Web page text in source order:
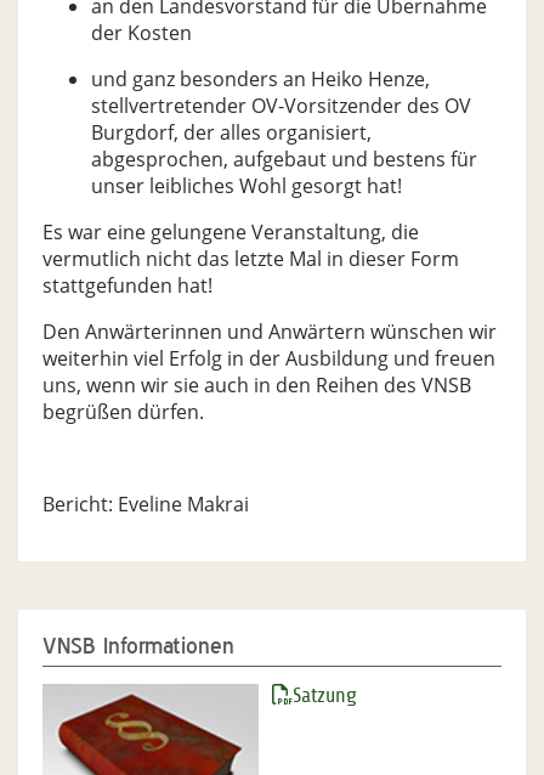
an den Landesvorstand für die Übernahme
der Kosten
und ganz besonders an Heiko Henze,
stellvertretender OV-Vorsitzender des OV
Burgdorf, der alles organisiert,
abgesprochen, aufgebaut und bestens für
unser leibliches Wohl gesorgt hat!
Es war eine gelungene Veranstaltung, die
vermutlich nicht das letzte Mal in dieser Form
stattgefunden hat!
Den Anwärterinnen und Anwärtern wünschen wir
weiterhin viel Erfolg in der Ausbildung und freuen
uns, wenn wir sie auch in den Reihen des VNSB
begrüßen dürfen.
Bericht: Eveline Makrai
VNSB Informationen
Satzung